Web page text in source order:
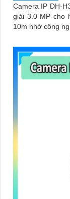
Camera IP DH-
giải 3.0 MP cho
10m nhờ công